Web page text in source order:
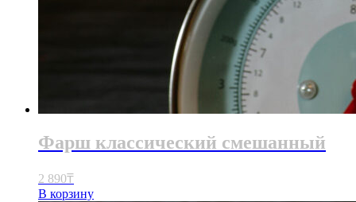
Фарш классический смешанный
2 890₸
В корзину